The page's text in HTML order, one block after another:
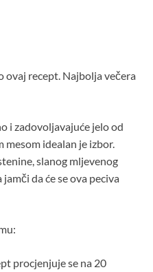
ovaj recept. Najbolja večera
i zadovoljavajuće jelo od
idealan je izbor.
slanog mljevenog
da će se ova peciva
procjenjuje se na 20